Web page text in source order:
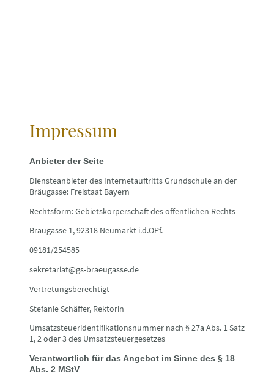
Impressum
Anbieter der Seite
Diensteanbieter des Internetauftritts Grundschule an der
Bräugasse: Freistaat Bayern
Rechtsform: Gebietskörperschaft des öffentlichen Rechts
Bräugasse 1, 92318 Neumarkt i.d.OPf.
09181/254585
sekretariat@gs-braeugasse.de
Vertretungsberechtigt
Stefanie Schäffer, Rektorin
Umsatzsteueridentifikationsnummer nach § 27a Abs. 1 Satz
1, 2 oder 3 des Umsatzsteuergesetzes
Verantwortlich für das Angebot im Sinne des § 18
Abs. 2 MStV